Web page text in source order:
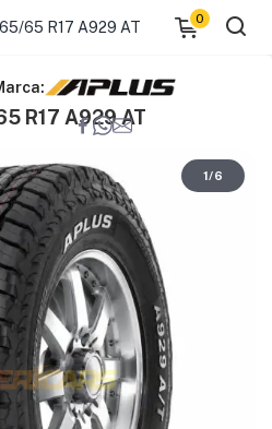
65 R17 A929 AT
0
R17 A929 AT
1/6